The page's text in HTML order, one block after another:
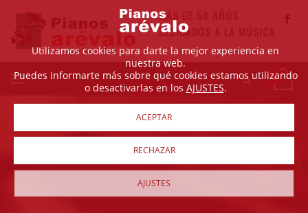
MÁS DE 50 AÑOS
DEDICADOS A LA MÚSICA
Utilizamos cookies para darte la mejor experiencia en
nuestra web.
Puedes informarte más sobre qué cookies estamos utilizando
o desactivarlas en los AJUSTES.
ACEPTAR
RECHAZAR
AJUSTES